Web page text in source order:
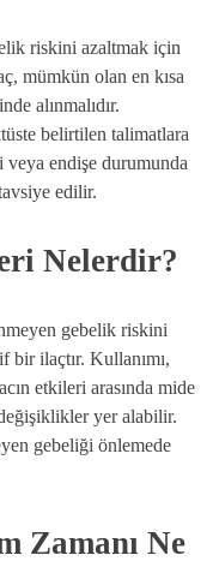
riskini azaltmak için
mümkün olan en kısa
alınmalıdır.
belirtilen talimatlara
endişe durumunda
edilir.
Nelerdir?
gebelik riskini
bir ilaçtır. Kullanımı,
etkileri arasında mide
değişiklikler yer alabilir.
gebeliği önlemede
Zamanı Ne